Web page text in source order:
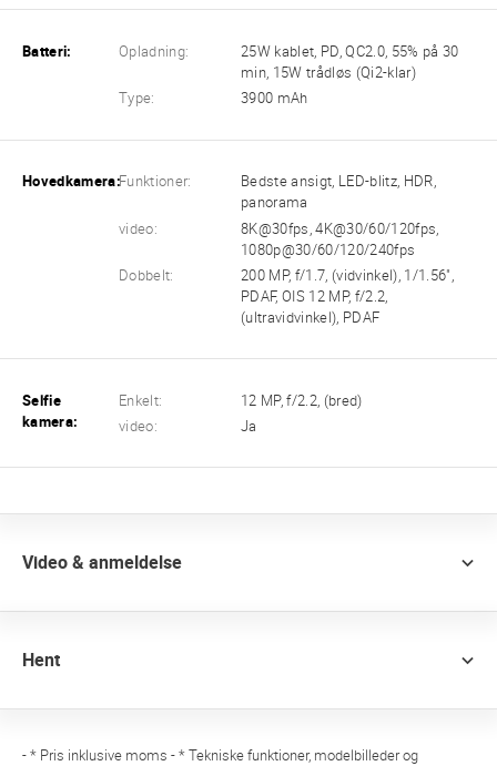
Batteri: Opladning:
25W kablet, PD, QC2.0, 55% på 30
min, 15W trådløs (Qi2-klar)
Type:
3900 mAh
Hovedkamera:Funktioner:
Bedste ansigt, LED-blitz, HDR,
panorama
video:
8K@30fps, 4K@30/60/120fps,
1080p@30/60/120/240fps
Dobbelt:
200 MP, f/1.7, (vidvinkel), 1/1.56",
PDAF, OIS 12 MP, f/2.2,
(ultravidvinkel), PDAF
Selfie
kamera:
Enkelt:
12 MP, f/2.2, (bred)
video:
Ja
Video & anmeldelse
Hent
- * Pris inklusive moms - * Tekniske funktioner, modelbilleder og